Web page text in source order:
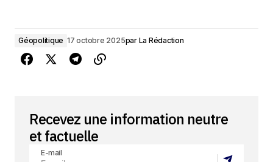
Géopolitique 17 octobre 2025par La Rédaction
Recevez une information neutre
et factuelle
E-mail